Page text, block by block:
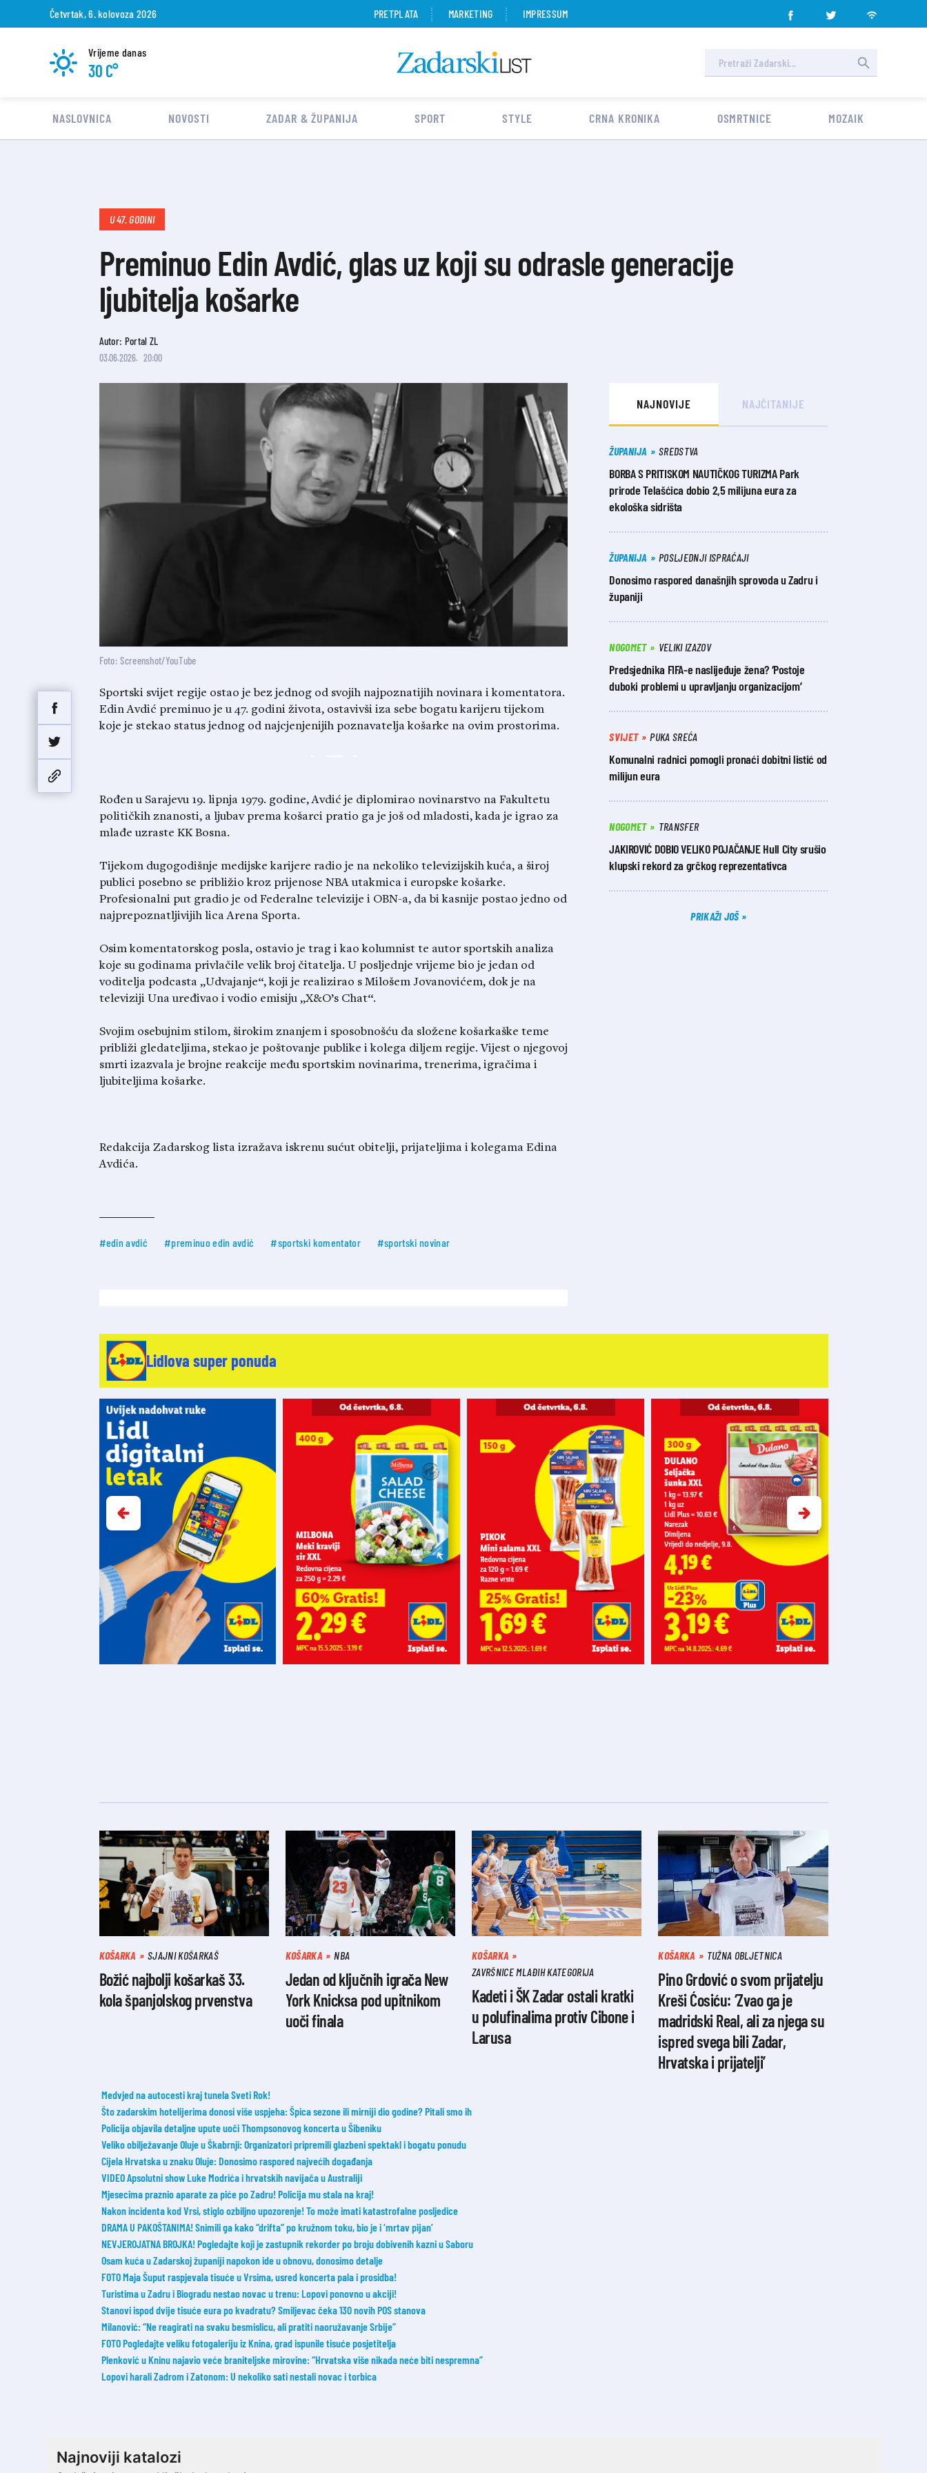
Četvrtak, 6. kolovoza 2026 PRETPLATA MARKETING IMPRESSUM
Vrijeme danas
30 C°
NASLOVNICA NOVOSTI ZADAR & ŽUPANIJA SPORT STYLE CRNA KRONIKA OSMRTNICE MOZAIK
U 47. GODINI
Preminuo Edin Avdić, glas uz koji su odrasle generacije
ljubitelja košarke
Autor: Portal ZL
03.06.2026. 20:00
Foto: Screenshot/YouTube
Sportski svijet regije ostao je bez jednog od svojih najpoznatijih novinara i komentatora.
Edin Avdić preminuo je u 47. godini života, ostavivši iza sebe bogatu karijeru tijekom
koje je stekao status jednog od najcjenjenijih poznavatelja košarke na ovim prostorima.
Rođen u Sarajevu 19. lipnja 1979. godine, Avdić je diplomirao novinarstvo na Fakultetu
političkih znanosti, a ljubav prema košarci pratio ga je još od mladosti, kada je igrao za
mlađe uzraste KK Bosna.
Tijekom dugogodišnje medijske karijere radio je na nekoliko televizijskih kuća, a široj
publici posebno se približio kroz prijenose NBA utakmica i europske košarke.
Profesionalni put gradio je od Federalne televizije i OBN-a, da bi kasnije postao jedno od
najprepoznatljivijih lica Arena Sporta.
Osim komentatorskog posla, ostavio je trag i kao kolumnist te autor sportskih analiza
koje su godinama privlačile velik broj čitatelja. U posljednje vrijeme bio je jedan od
voditelja podcasta „Udvajanje“, koji je realizirao s Milošem Jovanovićem, dok je na
televiziji Una uređivao i vodio emisiju „X&O’s Chat“.
Svojim osebujnim stilom, širokim znanjem i sposobnošću da složene košarkaške teme
približi gledateljima, stekao je poštovanje publike i kolega diljem regije. Vijest o njegovoj
smrti izazvala je brojne reakcije među sportskim novinarima, trenerima, igračima i
ljubiteljima košarke.
Redakcija Zadarskog lista izražava iskrenu sućut obitelji, prijateljima i kolegama Edina
Avdića.
#edin avdić #preminuo edin avdić #sportski komentator #sportski novinar
NAJNOVIJE NAJČITANIJE
ŽUPANIJA SREDSTVA
BORBA S PRITISKOM NAUTIČKOG TURIZMA Park
prirode Telašćica dobio 2,5 milijuna eura za
ekološka sidrišta
ŽUPANIJA POSLJEDNJI ISPRAĆAJI
Donosimo raspored današnjih sprovoda u Zadru i
županiji
NOGOMET VELIKI IZAZOV
Predsjednika FIFA-e naslijeđuje žena? ‘Postoje
duboki problemi u upravljanju organizacijom’
SVIJET PUKA SREĆA
Komunalni radnici pomogli pronaći dobitni listić od
milijun eura
NOGOMET TRANSFER
JAKIROVIĆ DOBIO VELIKO POJAČANJE Hull City srušio
klupski rekord za grčkog reprezentativca
PRIKAŽI JOŠ
Lidlova super ponuda
KOŠARKA SJAJNI KOŠARKAŠ
Božić najbolji košarkaš 33.
kola španjolskog prvenstva
KOŠARKA NBA
Jedan od ključnih igrača New
York Knicksa pod upitnikom
uoči finala
KOŠARKA
ZAVRŠNICE MLAĐIH KATEGORIJA
Kadeti i ŠK Zadar ostali kratki
u polufinalima protiv Cibone i
Larusa
KOŠARKA TUŽNA OBLJETNICA
Pino Grdović o svom prijatelju
Kreši Ćosiću: ‘Zvao ga je
madridski Real, ali za njega su
ispred svega bili Zadar,
Hrvatska i prijatelji’
Medvjed na autocesti kraj tunela Sveti Rok!
Što zadarskim hotelijerima donosi više uspjeha: Špica sezone ili mirniji dio godine? Pitali smo ih
Policija objavila detaljne upute uoči Thompsonovog koncerta u Šibeniku
Veliko obilježavanje Oluje u Škabrnji: Organizatori pripremili glazbeni spektakl i bogatu ponudu
Cijela Hrvatska u znaku Oluje: Donosimo raspored najvećih događanja
VIDEO Apsolutni show Luke Modrića i hrvatskih navijača u Australiji
Mjesecima praznio aparate za piće po Zadru! Policija mu stala na kraj!
Nakon incidenta kod Vrsi, stiglo ozbiljno upozorenje! To može imati katastrofalne posljedice
DRAMA U PAKOŠTANIMA! Snimili ga kako “drifta” po kružnom toku, bio je i ‘mrtav pijan’
NEVJEROJATNA BROJKA! Pogledajte koji je zastupnik rekorder po broju dobivenih kazni u Saboru
Osam kuća u Zadarskoj županiji napokon ide u obnovu, donosimo detalje
FOTO Maja Šuput raspjevala tisuće u Vrsima, usred koncerta pala i prosidba!
Turistima u Zadru i Biogradu nestao novac u trenu: Lopovi ponovno u akciji!
Stanovi ispod dvije tisuće eura po kvadratu? Smiljevac čeka 130 novih POS stanova
Milanović: “Ne reagirati na svaku besmislicu, ali pratiti naoružavanje Srbije”
FOTO Pogledajte veliku fotogaleriju iz Knina, grad ispunile tisuće posjetitelja
Plenković u Kninu najavio veće braniteljske mirovine: “Hrvatska više nikada neće biti nespremna”
Lopovi harali Zadrom i Zatonom: U nekoliko sati nestali novac i torbica